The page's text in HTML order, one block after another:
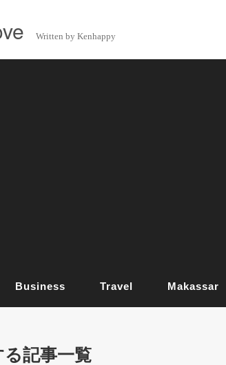
Written by Kenhappy
Business Travel Makassar
記事一覧